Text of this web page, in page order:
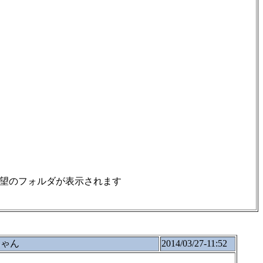
のフォルダが表示されます
ん 2014/03/27-11:52